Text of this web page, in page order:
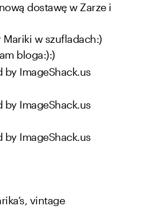
dostawę w Zarze i
Mariki w szufladach:)
bloga:):)
vintage